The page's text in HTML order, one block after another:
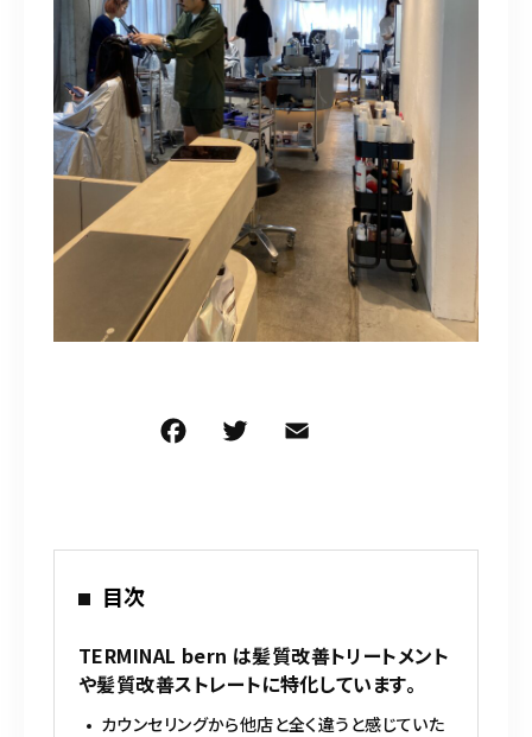
e
o
k
T
te l
目次
TERMINAL bern は髪質改善トリートメント
や髪質改善ストレートに特化しています。
カウンセリングから他店と全く違うと感じていた